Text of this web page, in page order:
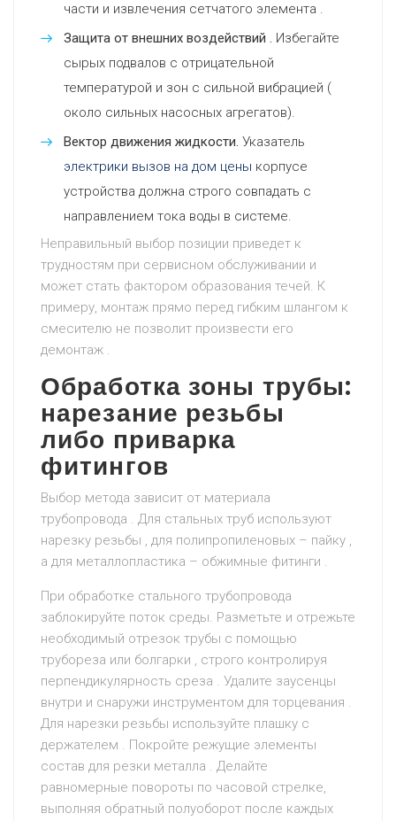
части и извлечения сетчатого элемента .
Защита от внешних воздействий . Избегайте
сырых подвалов с отрицательной
температурой и зон с сильной вибрацией (
около сильных насосных агрегатов).
Вектор движения жидкости. Указатель
электрики вызов на дом цены корпусе
устройства должна строго совпадать с
направлением тока воды в системе.
Неправильный выбор позиции приведет к
трудностям при сервисном обслуживании и
может стать фактором образования течей. К
примеру, монтаж прямо перед гибким шлангом к
смесителю не позволит произвести его
демонтаж .
Обработка зоны трубы:
нарезание резьбы
либо приварка
фитингов
Выбор метода зависит от материала
трубопровода . Для стальных труб используют
нарезку резьбы , для полипропиленовых – пайку ,
а для металлопластика – обжимные фитинги .
При обработке стального трубопровода
заблокируйте поток среды. Разметьте и отрежьте
необходимый отрезок трубы с помощью
трубореза или болгарки , строго контролируя
перпендикулярность среза . Удалите заусенцы
внутри и снаружи инструментом для торцевания .
Для нарезки резьбы используйте плашку с
держателем . Покройте режущие элементы
состав для резки металла . Делайте
равномерные повороты по часовой стрелке,
выполняя обратный полуоборот после каждых